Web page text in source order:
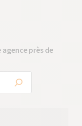
près de